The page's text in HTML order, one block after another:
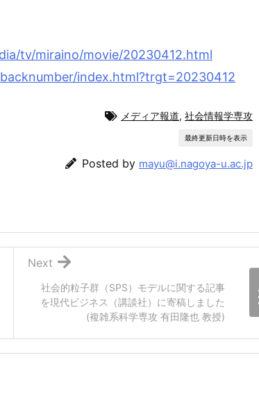
tv/miraino/movie/20230412.html
index.html?trgt=20230412
メディア報道, 社会情報学専攻
最終更新日時を表示
Posted by mayu@i.nagoya-u.ac.jp
社会的粒子群（SPS）モデルに関する記事
を現代ビジネス（講談社）に寄稿しました
(複雑系科学専攻 有田隆也 教授)
Next